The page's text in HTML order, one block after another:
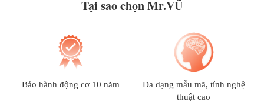
Tại sao chọn Mr.VŨ
Bảo hành động cơ 10 năm
Đa dạng mẫu mã, tính nghệ
thuật cao